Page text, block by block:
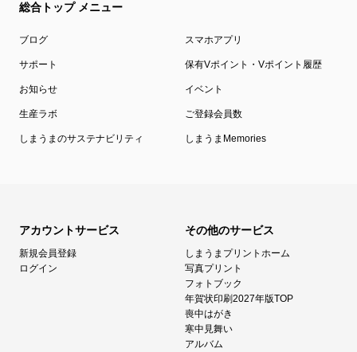
総合トップ メニュー
ブログ スマホアプリ
サポート 保有Vポイント・Vポイント履歴
お知らせ イベント
生産ラボ ご登録会員数
しまうまのサステナビリティ しまうまMemories
アカウントサービス
新規会員登録
ログイン
その他のサービス
しまうまプリントホーム
写真プリント
フォトブック
年賀状印刷2027年版TOP
喪中はがき
寒中見舞い
アルバム